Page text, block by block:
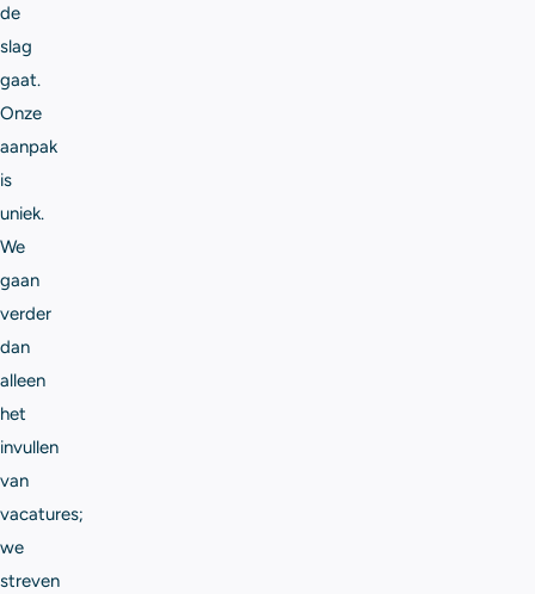
de
slag
gaat.
Onze
aanpak
is
uniek.
We
gaan
verder
dan
alleen
het
invullen
van
vacatures;
we
streven